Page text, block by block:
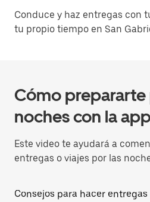
Conduce y haz entregas con
tu propio tiempo en San
Cómo prepararte
noches con la
Este video te ayudará a
entregas o viajes por las
Consejos para hacer entregas